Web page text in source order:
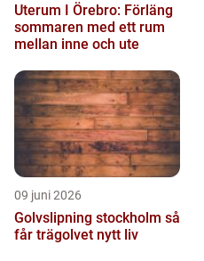
Uterum I Örebro: Förläng
sommaren med ett rum
mellan inne och ute
09 juni 2026
Golvslipning stockholm så
får trägolvet nytt liv